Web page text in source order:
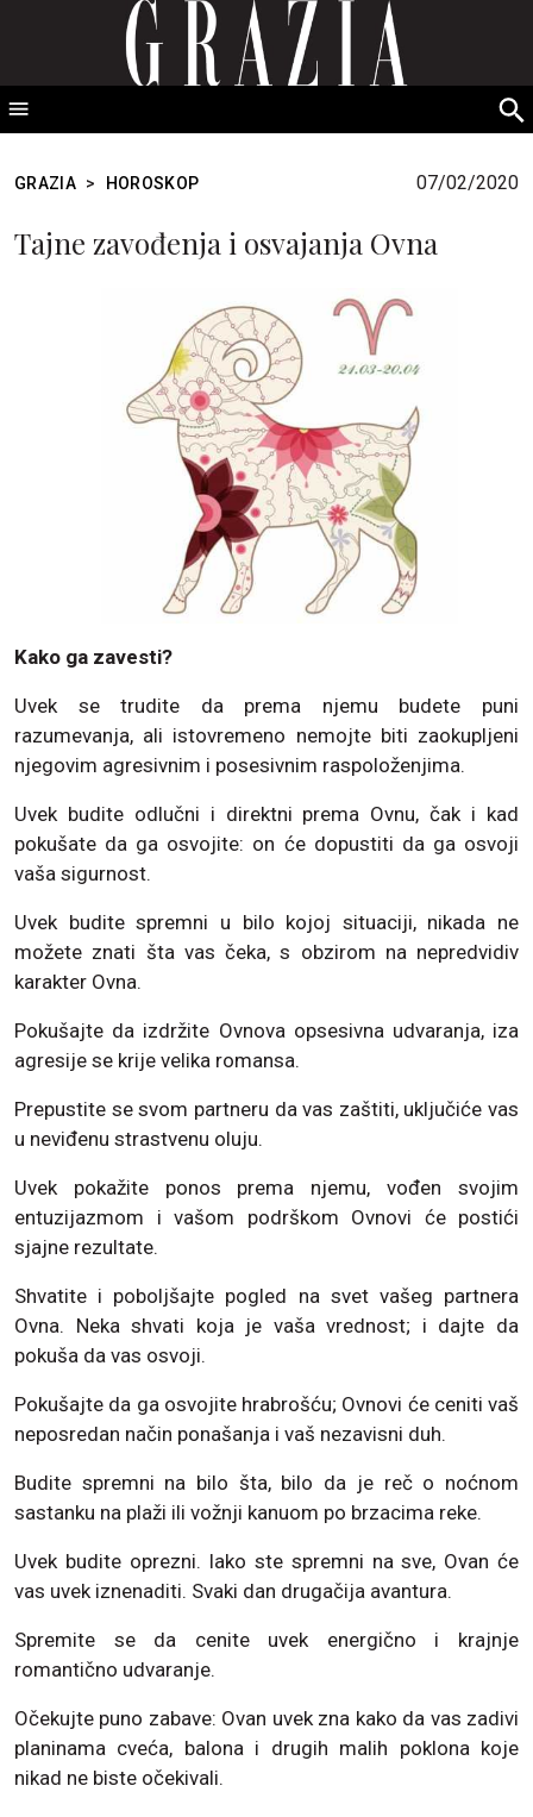
GRAZIA Srbija
GRAZIA > HOROSKOP 07/02/2020
Tajne zavođenja i osvajanja Ovna
Kako ga zavesti?
Uvek se trudite da prema njemu budete puni
razumevanja, ali istovremeno nemojte biti zaokupljeni
njegovim agresivnim i posesivnim raspoloženjima.
Uvek budite odlučni i direktni prema Ovnu, čak i kad
pokušate da ga osvojite: on će dopustiti da ga osvoji
vaša sigurnost.
Uvek budite spremni u bilo kojoj situaciji, nikada ne
možete znati šta vas čeka, s obzirom na nepredvidiv
karakter Ovna.
Pokušajte da izdržite Ovnova opsesivna udvaranja, iza
agresije se krije velika romansa.
Prepustite se svom partneru da vas zaštiti, uključiće vas
u neviđenu strastvenu oluju.
Uvek pokažite ponos prema njemu, vođen svojim
entuzijazmom i vašom podrškom Ovnovi će postići
sjajne rezultate.
Shvatite i poboljšajte pogled na svet vašeg partnera
Ovna. Neka shvati koja je vaša vrednost; i dajte da
pokuša da vas osvoji.
Pokušajte da ga osvojite hrabrošću; Ovnovi će ceniti vaš
neposredan način ponašanja i vaš nezavisni duh.
Budite spremni na bilo šta, bilo da je reč o noćnom
sastanku na plaži ili vožnji kanuom po brzacima reke.
Uvek budite oprezni. Iako ste spremni na sve, Ovan će
vas uvek iznenaditi. Svaki dan drugačija avantura.
Spremite se da cenite uvek energično i krajnje
romantično udvaranje.
Očekujte puno zabave: Ovan uvek zna kako da vas zadivi
planinama cveća, balona i drugih malih poklona koje
nikad ne biste očekivali.